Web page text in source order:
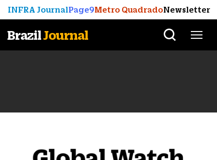
INFRA JournalPage9Metro QuadradoNewsletter
BrazilJournal